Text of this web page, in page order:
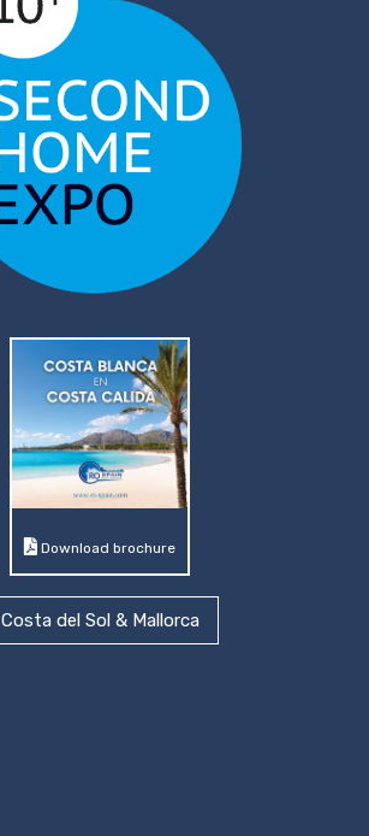
Download brochure
Costa del Sol & Mallorca